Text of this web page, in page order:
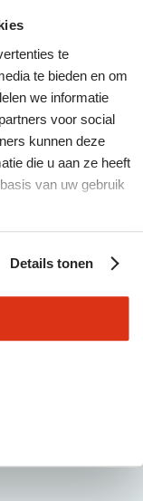
te
te bieden en om
we informatie
voor social
kunnen deze
die u aan ze heeft
van uw gebruik
Details tonen
to
back
staff via these
040 21 55
you get back